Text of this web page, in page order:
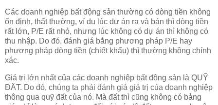
Các doanh nghiệp bất động sản thường có dòng tiền không
ổn định, thất thường, ví dụ lúc dự án ra và bán thì dòng tiền
rất lớn, P/E rất nhỏ, nhưng lúc không có dự án thì không có
thu nhập. Do đó, đánh giá bằng phương pháp P/E hay
phương pháp dòng tiền (chiết khấu) thì thường không chính
xác.
Giá trị lớn nhất của các doanh nghiệp bất động sản là QUỸ
ĐẤT. Do đó, chúng ta phải đánh giá giá trị của doanh nghiệp
thông qua quỹ đất của nó. Mà đất thì cũng không có bảng